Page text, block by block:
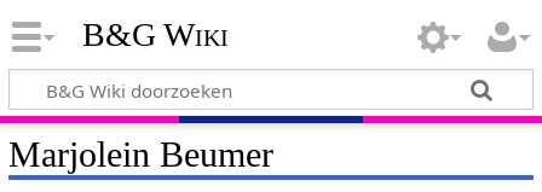
B&G Wiki
Marjolein Beumer